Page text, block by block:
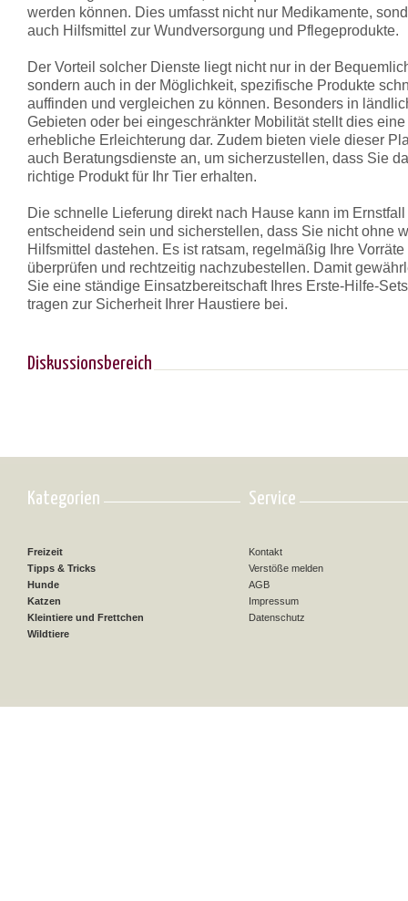
werden können. Dies umfasst nicht nur Medikamente,
auch Hilfsmittel zur Wundversorgung und Pflegeprodukte.
Der Vorteil solcher Dienste liegt nicht nur in der
sondern auch in der Möglichkeit, spezifische Produkte
auffinden und vergleichen zu können. Besonders in
Gebieten oder bei eingeschränkter Mobilität stellt dies eine
erhebliche Erleichterung dar. Zudem bieten viele dieser
auch Beratungsdienste an, um sicherzustellen, dass Sie
richtige Produkt für Ihr Tier erhalten.
Die schnelle Lieferung direkt nach Hause kann im Ernstfall
entscheidend sein und sicherstellen, dass Sie nicht ohne
Hilfsmittel dastehen. Es ist ratsam, regelmäßig Ihre Vorräte
überprüfen und rechtzeitig nachzubestellen. Damit
Sie eine ständige Einsatzbereitschaft Ihres Erste-Hilfe-
tragen zur Sicherheit Ihrer Haustiere bei.
Diskussionsbereich
Kategorien
Freizeit
Tipps & Tricks
Hunde
Katzen
Kleintiere und Frettchen
Wildtiere
Service
Kontakt
Verstöße melden
AGB
Impressum
Datenschutz